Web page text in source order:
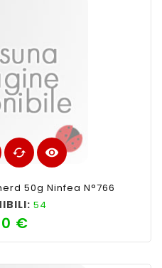
cached visibility
50g Ninfea N°766
54
€Prezzo